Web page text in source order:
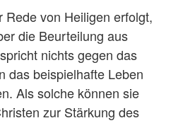
von Heiligen erfolgt,
die Beurteilung aus
nichts gegen das
das beispielhafte Leben
Als solche können sie
zur Stärkung des